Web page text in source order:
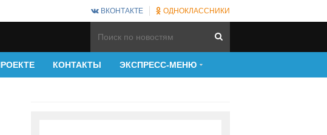
ВКОНТАКТЕ ОДНОКЛАССНИКИ
КОНТАКТЫ ЭКСПРЕСС-МЕНЮ